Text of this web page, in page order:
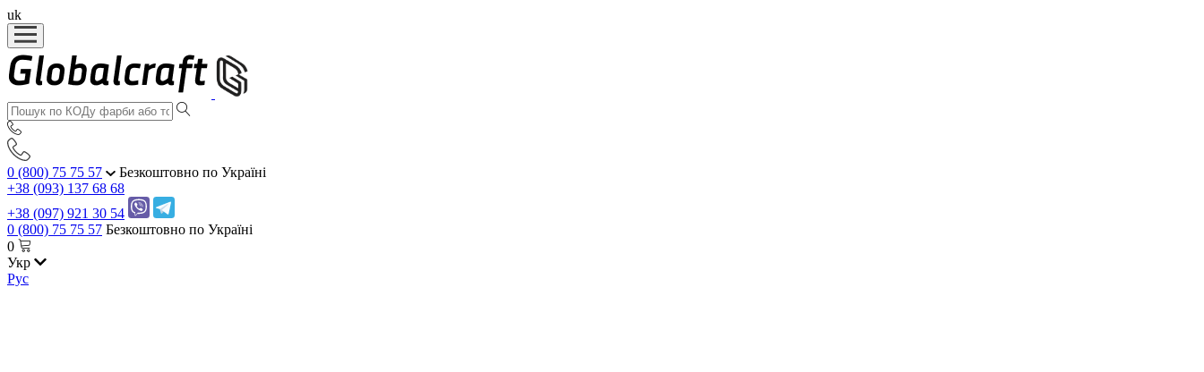
uk
0 (800) 75 75 57
Безкоштовно по Україні
+38 (093) 137 68 68
+38 (097) 921 30 54
0 (800) 75 75 57 Безкоштовно по Україні
0
Укр
Рус